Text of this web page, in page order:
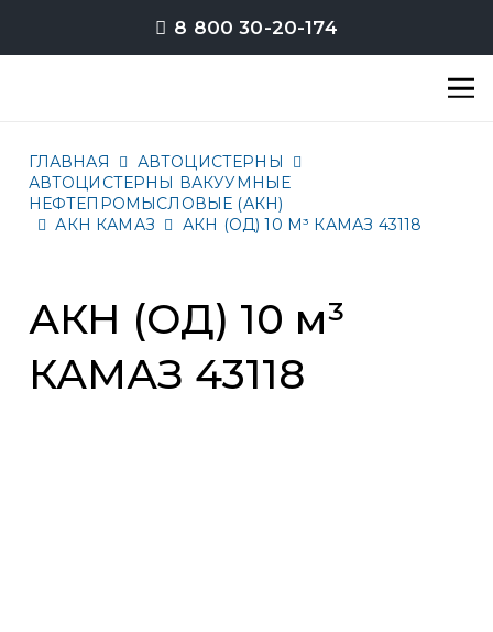
8 800 30-20-174
ГЛАВНАЯ
АВТОЦИСТЕРНЫ
АВТОЦИСТЕРНЫ ВАКУУМНЫЕ
НЕФТЕПРОМЫСЛОВЫЕ (АКН)
АКН КАМАЗ
АКН (ОД) 10 М³ КАМАЗ 43118
АКН (ОД) 10 м³
КАМАЗ 43118